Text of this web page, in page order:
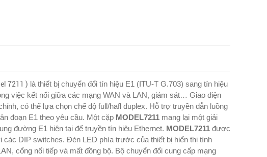
7211 ) là thiết bị chuyển đổi tín hiệu E1 (ITU-T G.703) sang tín hiệu
việc kết nối giữa các mạng WAN và LAN, giám sát… Giao diện
có thể lựa chọn chế độ full/hafl duplex. Hỗ trợ truyền dẫn luồng
đoạn E1 theo yêu cầu. Một cặp MODEL7211 mang lại một giải
đường E1 hiện tại để truyền tín hiệu Ethernet. MODEL7211 được
các DIP switches. Đèn LED phía trước của thiết bị hiển thị tình
cổng nối tiếp và mất đồng bộ. Bộ chuyển đổi cung cấp mạng